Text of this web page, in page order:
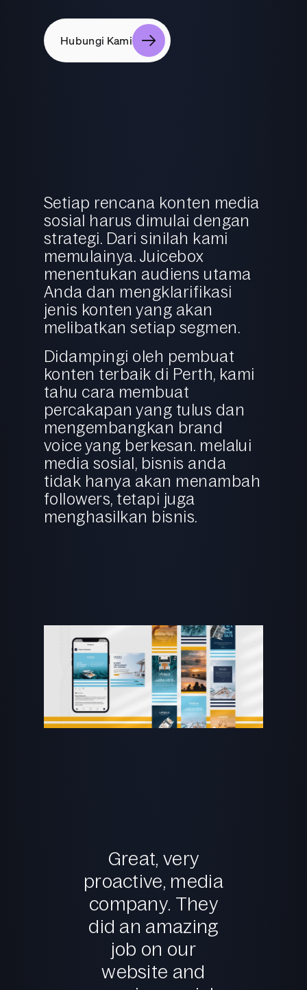
Hubungi Kami
Setiap rencana konten media
sosial harus dimulai dengan
strategi. Dari sinilah kami
memulainya. Juicebox
menentukan audiens utama
Anda dan mengklarifikasi
jenis konten yang akan
melibatkan setiap segmen.
Didampingi oleh pembuat
konten terbaik di Perth, kami
tahu cara membuat
percakapan yang tulus dan
mengembangkan brand
voice yang berkesan. melalui
media sosial, bisnis anda
tidak hanya akan menambah
followers, tetapi juga
menghasilkan bisnis.
Great, very
proactive, media
company. They
did an amazing
job on our
website and